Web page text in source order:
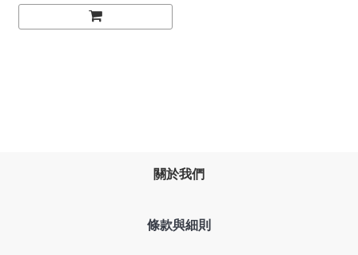
關於我們
條款與細則